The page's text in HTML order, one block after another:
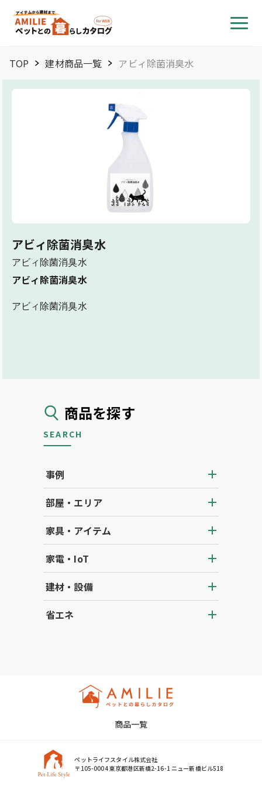
TOP 建材商品一覧 アビィ除菌消臭水
商品を探す
SEARCH
事例
部屋・エリア
家具・アイテム
家電・IoT
建材・設備
省エネ
アビィ除菌消臭水
アビィ除菌消臭水
アビィ除菌消臭水
アビィ除菌消臭水
商品一覧
ペットライフスタイル株式会社
〒105-0004 東京都港区新橋2-16-1 ニュー新橋ビル518